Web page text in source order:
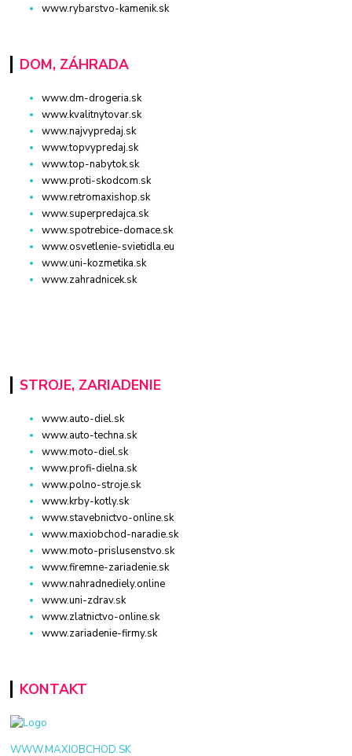
www.rybarstvo-kamenik.sk
DOM, ZÁHRADA
www.dm-drogeria.sk
www.kvalitnytovar.sk
www.najvypredaj.sk
www.topvypredaj.sk
www.top-nabytok.sk
www.proti-skodcom.sk
www.retromaxishop.sk
www.superpredajca.sk
www.spotrebice-domace.sk
www.osvetlenie-svietidla.eu
www.uni-kozmetika.sk
www.zahradnicek.sk
STROJE, ZARIADENIE
www.auto-diel.sk
www.auto-techna.sk
www.moto-diel.sk
www.profi-dielna.sk
www.polno-stroje.sk
www.krby-kotly.sk
www.stavebnictvo-online.sk
www.maxiobchod-naradie.sk
www.moto-prislusenstvo.sk
www.firemne-zariadenie.sk
www.nahradnediely.online
www.uni-zdrav.sk
www.zlatnictvo-online.sk
www.zariadenie-firmy.sk
KONTAKT
WWW.MAXIOBCHOD.SK